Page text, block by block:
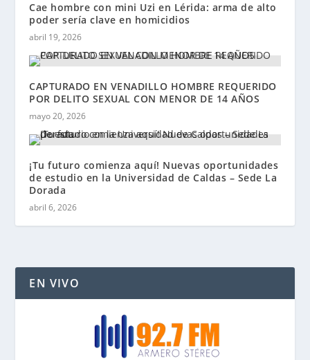
Cae hombre con mini Uzi en Lérida: arma de alto
poder sería clave en homicidios
abril 19, 2026
CAPTURADO EN VENADILLO HOMBRE REQUERIDO
POR DELITO SEXUAL CON MENOR DE 14 AÑOS
mayo 20, 2026
¡Tu futuro comienza aquí! Nuevas oportunidades
de estudio en la Universidad de Caldas – Sede La
Dorada
abril 6, 2026
EN VIVO